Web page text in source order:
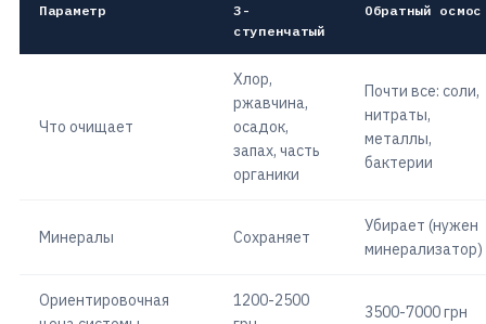
Параметр
3-
ступенчатый
Обратный осмос
Что очищает
Хлор,
ржавчина,
осадок,
запах, часть
органики
Почти все: соли,
нитраты,
металлы,
бактерии
Минералы Сохраняет
Убирает (нужен
минерализатор)
Ориентировочная
1200-2500
3500-7000 грн